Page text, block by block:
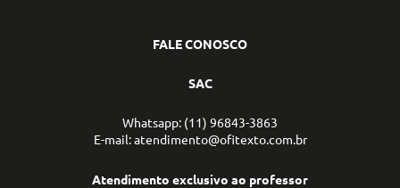
FALE CONOSCO
SAC
Whatsapp: (11) 96843-3863
E-mail: atendimento@ofitexto.com.br
Atendimento exclusivo ao professor